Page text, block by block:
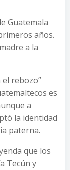
Guatemala
años.
a la
el rebozo”
es
a
la identidad
paterna.
que los
Tecún y